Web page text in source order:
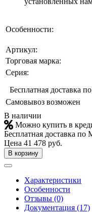
Особенности:
Артикул:
Торговая марка:
Серия:
Бесплатная доставка
Самовывоз возможен
В наличии
Можно купить в
Бесплатная доставка по
Цена 41 478 руб.
В корзину
Характеристики
Особенности
Отзывы (0)
Документация (17)